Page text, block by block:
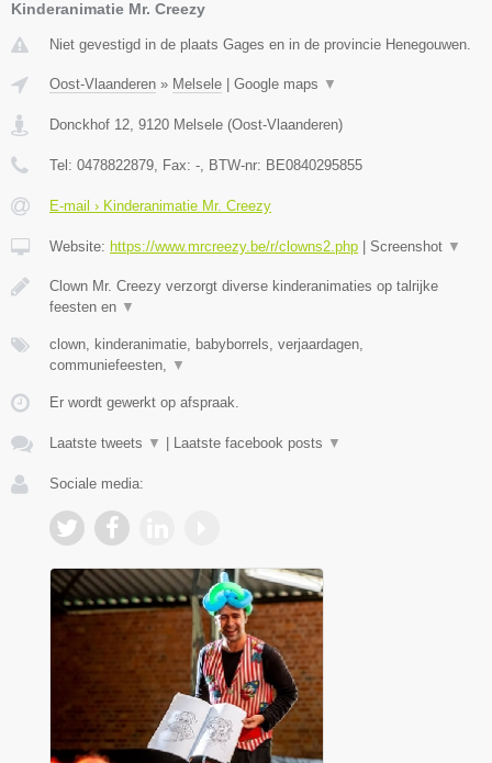
Kinderanimatie Mr. Creezy
Niet gevestigd in de plaats Gages en in de provincie Henegouwen.
Oost-Vlaanderen » Melsele Google maps ▼
Donckhof 12, 9120 Melsele (Oost-Vlaanderen)
Tel: 0478822879, Fax: -, BTW-nr: BE0840295855
E-mail › Kinderanimatie Mr. Creezy
Website: https://www.mrcreezy.be/r/clowns2.php Screenshot ▼
Clown Mr. Creezy verzorgt diverse kinderanimaties op talrijke
feesten en ▼
clown, kinderanimatie, babyborrels, verjaardagen,
communiefeesten, ▼
Er wordt gewerkt op afspraak.
Laatste tweets ▼ Laatste facebook posts ▼
Sociale media: